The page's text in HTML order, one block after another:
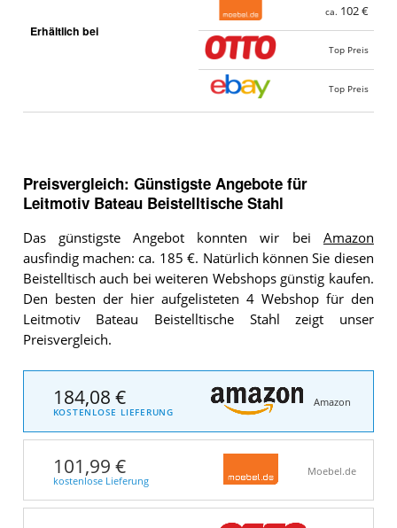
Erhältlich bei
ca. 102 €
Top Preis
Top Preis
Preisvergleich: Günstigste Angebote für
Leitmotiv Bateau Beistelltische Stahl
Das günstigste Angebot konnten wir bei Amazon
ausfindig machen: ca. 185 €. Natürlich können Sie diesen
Beistelltisch auch bei weiteren Webshops günstig kaufen.
Den besten der hier aufgelisteten 4 Webshop für den
Leitmotiv Bateau Beistelltische Stahl zeigt unser
Preisvergleich.
184,08 €
KOSTENLOSE LIEFERUNG
Amazon
101,99 €
kostenlose Lieferung
Moebel.de